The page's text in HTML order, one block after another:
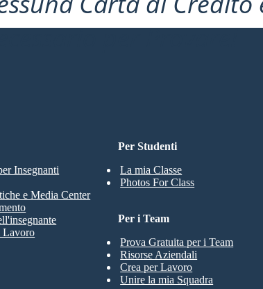
per Provare!
Per Studenti
La mia Classe
Photos For Class
Insegnanti
e Media Center
Lavoro
Per i Team
Prova Gratuita per i Team
Risorse Aziendali
Crea per Lavoro
Unire la mia Squadra